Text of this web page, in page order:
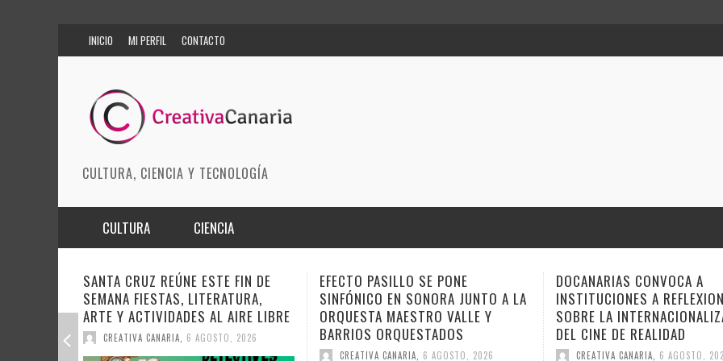
INICIO MI PERFIL CONTACTO
CULTURA, CIENCIA Y TECNOLOGÍA
CULTURA
ARTES ESCÉNICAS
MODA
CIENCIA
INNOVACIÓN
CIENCIAS DE LA TIERRA
EFECTO PASILLO SE PONE
SINFÓNICO EN SONORA JUNTO A LA
ORQUESTA MAESTRO VALLE Y
BARRIOS ORQUESTADOS
CREATIVA CANARIA, 6 AGOSTO, 2026
DOCANARIAS CONVOCA A
INSTITUCIONES A REFLEXIONAR
SOBRE LA INTERNACIONALIZACIÓN
DEL CINE DE REALIDAD
CREATIVA CANARIA 6 AGOSTO, 2026
ANA TOVAR, FIDEL GALBÁN Y
GEMAGE LLEVAN SUS
ESTE FIN DE SEMANA A
CUENTO
CREATIVA CANARIA 6 AGOSTO,